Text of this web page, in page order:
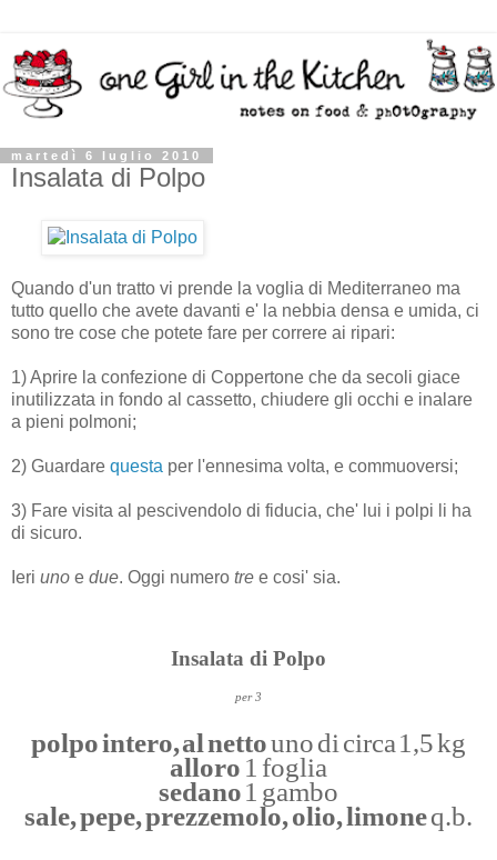
martedì 6 luglio 2010
Insalata di Polpo
Quando d'un tratto vi prende la voglia di Mediterraneo ma
tutto quello che avete davanti e' la nebbia densa e umida, ci
sono tre cose che potete fare per correre ai ripari:
1) Aprire la confezione di Coppertone che da secoli giace
inutilizzata in fondo al cassetto, chiudere gli occhi e inalare
a pieni polmoni;
2) Guardare questa per l'ennesima volta, e commuoversi;
3) Fare visita al pescivendolo di fiducia, che' lui i polpi li ha
di sicuro.
Ieri uno e due. Oggi numero tre e cosi' sia.
Insalata di Polpo
per 3
polpo intero, al nettouno di circa 1,5 kg
alloro 1 foglia
sedano1 gambo
sale, pepe, prezzemolo, olio, limoneq.b.